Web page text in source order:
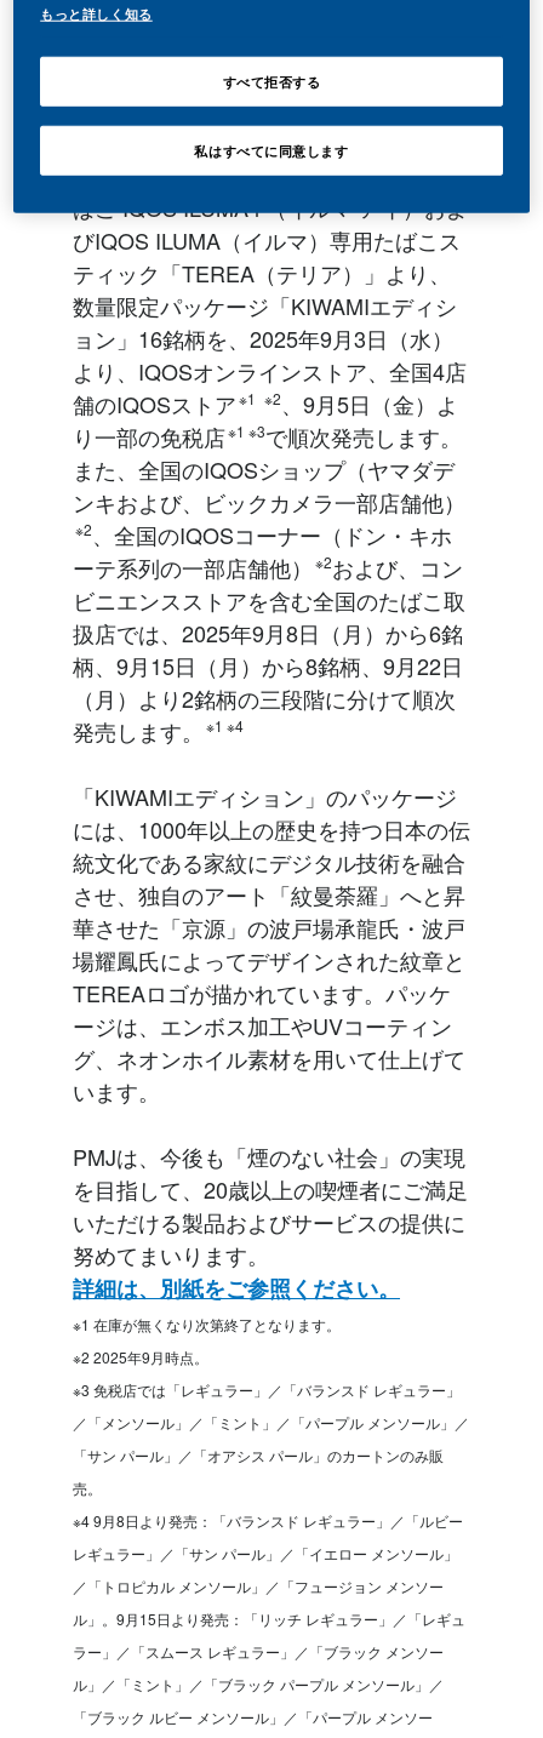
フィリップ モリス ジャパン合同会社
（本社：東京都千代田区、社長：シェリ
ー・ゴー、以下「PMJ」）は、加熱式た
ばこ IQOS ILUMA i （イルマ アイ）およ
びIQOS ILUMA（イルマ）専用たばこス
ティック「TEREA（テリア）」より、
数量限定パッケージ「KIWAMIエディシ
ョン」16銘柄を、2025年9月3日（水）
より、IQOSオンラインストア、全国4店
舗のIQOSストア※1 ※2、9月5日（金）よ
り一部の免税店※1 ※3で順次発売します。
また、全国のIQOSショップ（ヤマダデ
ンキおよび、ビックカメラ一部店舗他）
※2、全国のIQOSコーナー（ドン・キホ
ーテ系列の一部店舗他）
※2および、コン
ビニエンスストアを含む全国のたばこ取
扱店では、2025年9月8日（月）から6銘
柄、9月15日（月）から8銘柄、9月22日
（月）より2銘柄の三段階に分けて順次
発売します。
※1 ※4
「KIWAMIエディション」のパッケージ
には、1000年以上の歴史を持つ日本の伝
統文化である家紋にデジタル技術を融合
させ、独自のアート「紋曼荼羅」へと昇
華させた「京源」の波戸場承龍氏・波戸
場耀鳳氏によってデザインされた紋章と
TEREAロゴが描かれています。パッケ
ージは、エンボス加工やUVコーティン
グ、ネオンホイル素材を用いて仕上げて
います。
PMJは、今後も「煙のない社会」の実現
を目指して、20歳以上の喫煙者にご満足
いただける製品およびサービスの提供に
努めてまいります。
詳細は、別紙をご参照ください。
※1 在庫が無くなり次第終了となります。
※2 2025年9月時点。
※3 免税店では「レギュラー」／「バランスド レギュラー」
／「メンソール」／「ミント」／「パープル メンソール」／
「サン パール」／「オアシス パール」のカートンのみ販
売。
※4 9月8日より発売：「バランスド レギュラー」／「ルビー
レギュラー」／「サン パール」／「イエロー メンソール」
／「トロピカル メンソール」／「フュージョン メンソー
ル」。9月15日より発売：「リッチ レギュラー」／「レギュ
ラー」／「スムース レギュラー」／「ブラック メンソー
ル」／「ミント」／「ブラック パープル メンソール」／
「ブラック ルビー メンソール」／「パープル メンソー
もっと詳しく知る
すべて拒否する
私はすべてに同意します